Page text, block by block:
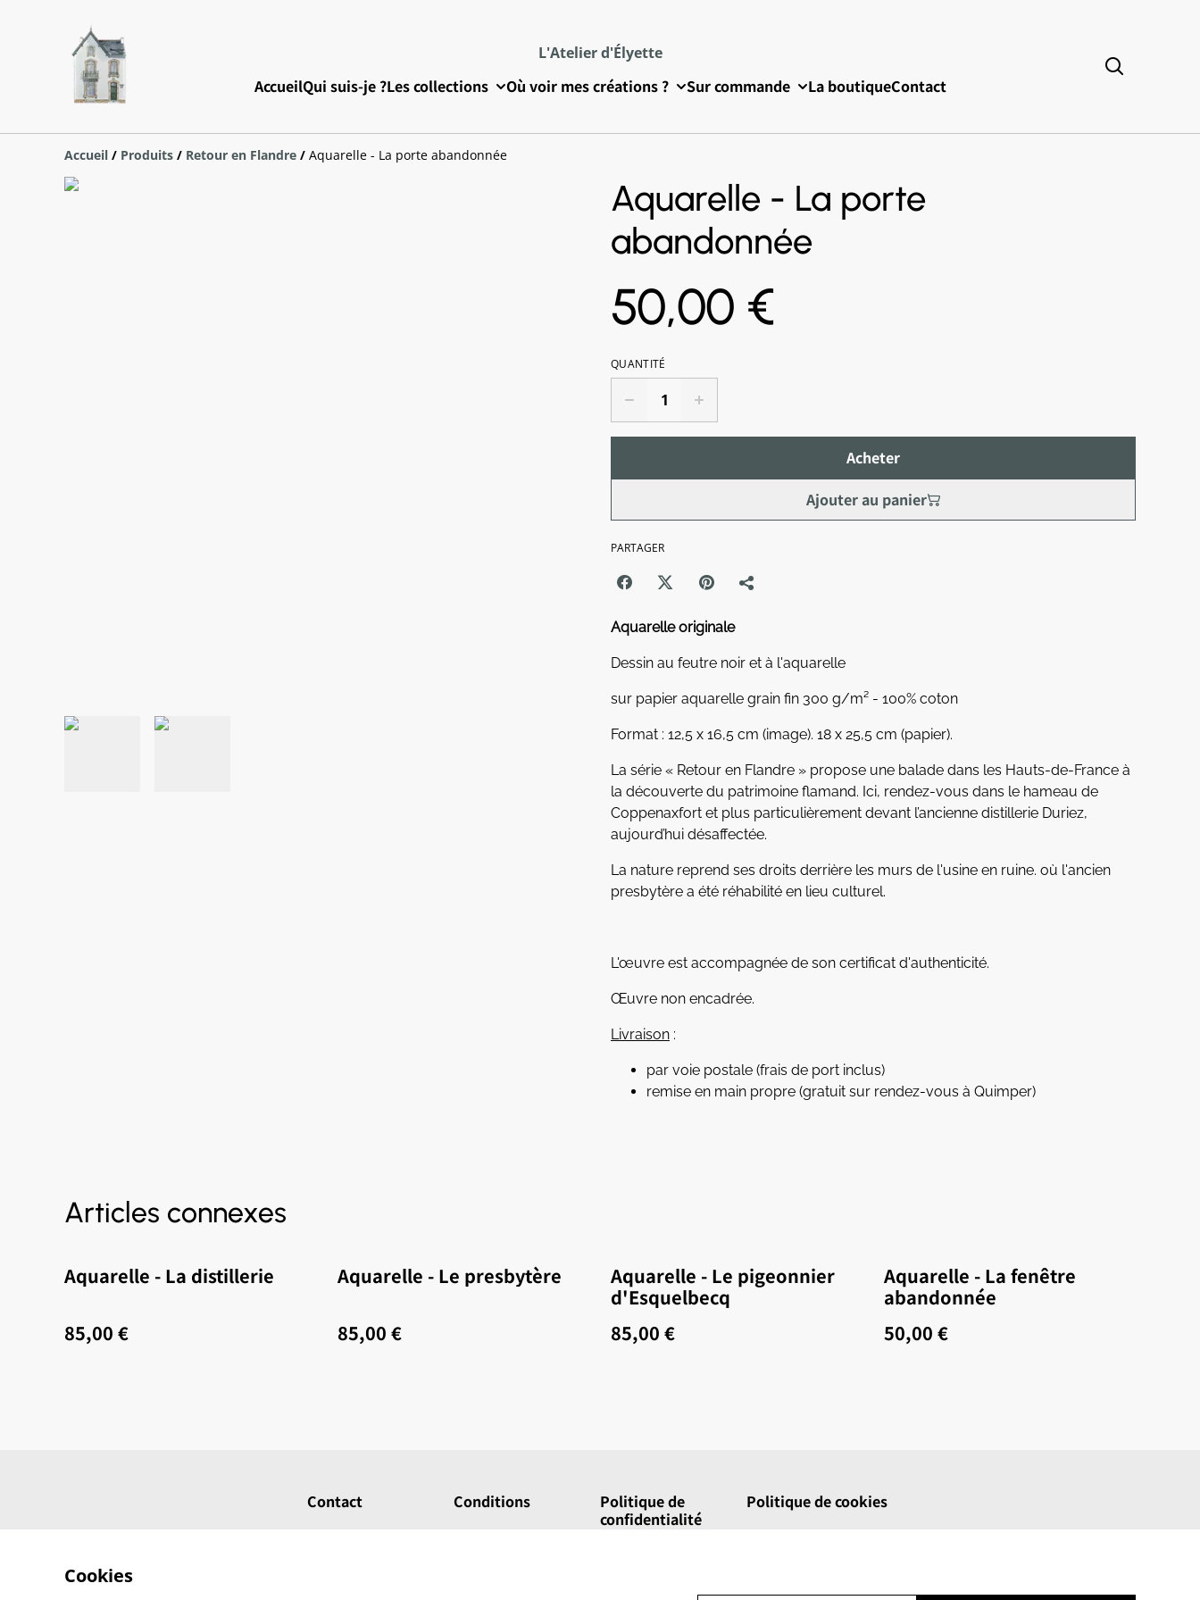
L'Atelier d'Élyette
AccueilQui suis-je ?Les collections Où voir mes créations ? Sur commande La boutiqueContact
Accueil / Produits / Retour en Flandre / Aquarelle - La porte abandonnée
Aquarelle - La porte
abandonnée
50,00 €
QUANTITÉ
Acheter
Ajouter au panier
PARTAGER
Aquarelle originale
Dessin au feutre noir et à l'aquarelle
sur papier aquarelle grain fin 300 g/m² - 100% coton
Format : 12,5 x 16,5 cm (image). 18 x 25,5 cm (papier).
La série « Retour en Flandre » propose une balade dans les Hauts-de-France à
la découverte du patrimoine flamand. Ici, rendez-vous dans le hameau de
Coppenaxfort et plus particulièrement devant l’ancienne distillerie Duriez,
aujourd’hui désaffectée.
La nature reprend ses droits derrière les murs de l'usine en ruine. où l'ancien
presbytère a été réhabilité en lieu culturel.
L'œuvre est accompagnée de son certificat d'authenticité.
Œuvre non encadrée.
Livraison :
par voie postale (frais de port inclus)
remise en main propre (gratuit sur rendez-vous à Quimper)
Articles connexes
Aquarelle - La distillerie
85,00 €
Aquarelle - Le presbytère
85,00 €
Aquarelle - Le pigeonnier
d'Esquelbecq
85,00 €
Aquarelle - La fenêtre
abandonnée
50,00 €
Contact Conditions
Politique de
confidentialité
Politique de cookies
Cookies